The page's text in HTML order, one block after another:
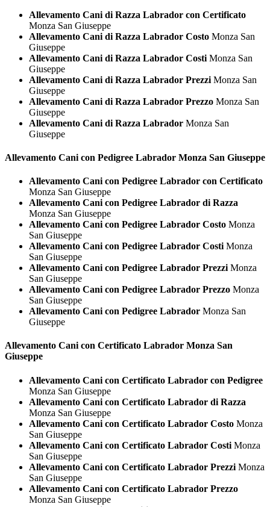
Allevamento Cani di Razza Labrador con Certificato
Monza San Giuseppe
Allevamento Cani di Razza Labrador Costo Monza San
Giuseppe
Allevamento Cani di Razza Labrador Costi Monza San
Giuseppe
Allevamento Cani di Razza Labrador Prezzi Monza San
Giuseppe
Allevamento Cani di Razza Labrador Prezzo Monza San
Giuseppe
Allevamento Cani di Razza Labrador Monza San
Giuseppe
Allevamento Cani con Pedigree Labrador Monza San Giuseppe
Allevamento Cani con Pedigree Labrador con Certificato
Monza San Giuseppe
Allevamento Cani con Pedigree Labrador di Razza
Monza San Giuseppe
Allevamento Cani con Pedigree Labrador Costo Monza
San Giuseppe
Allevamento Cani con Pedigree Labrador Costi Monza
San Giuseppe
Allevamento Cani con Pedigree Labrador Prezzi Monza
San Giuseppe
Allevamento Cani con Pedigree Labrador Prezzo Monza
San Giuseppe
Allevamento Cani con Pedigree Labrador Monza San
Giuseppe
Allevamento Cani con Certificato Labrador Monza San
Giuseppe
Allevamento Cani con Certificato Labrador con Pedigree
Monza San Giuseppe
Allevamento Cani con Certificato Labrador di Razza
Monza San Giuseppe
Allevamento Cani con Certificato Labrador Costo Monza
San Giuseppe
Allevamento Cani con Certificato Labrador Costi Monza
San Giuseppe
Allevamento Cani con Certificato Labrador Prezzi Monza
San Giuseppe
Allevamento Cani con Certificato Labrador Prezzo
Monza San Giuseppe